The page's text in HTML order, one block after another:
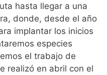
hasta llegar a una
donde, desde el año
implantar los inicios
especies
el trabajo de
realizó en abril con el